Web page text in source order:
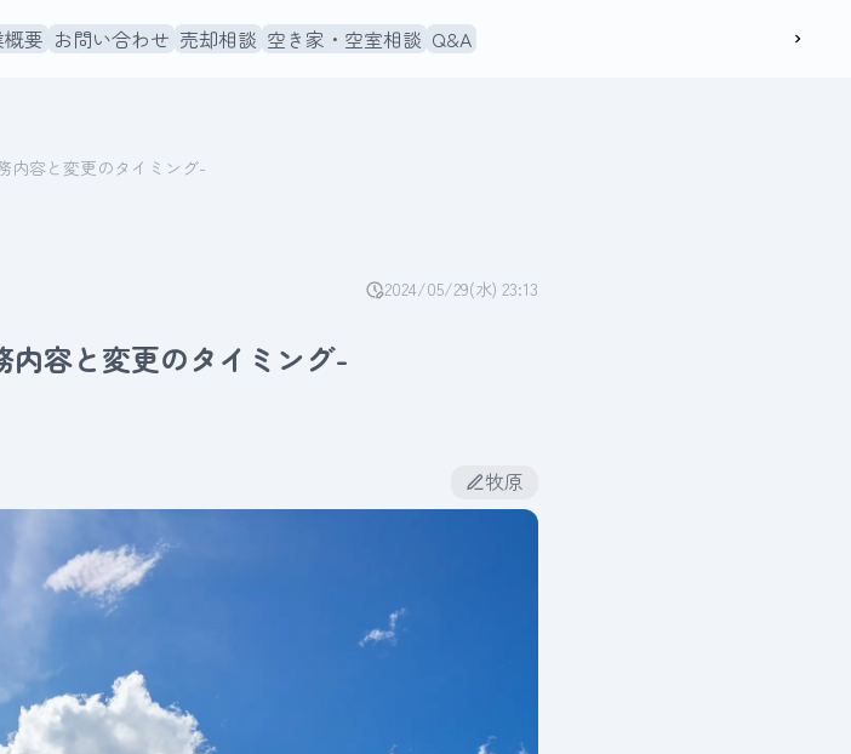
要 お問い合わせ 売却相談 空き家・空室相談 Q&A
内容と変更のタイミング-
2024/05/29(水) 23:13
容と変更のタイミング-
牧原